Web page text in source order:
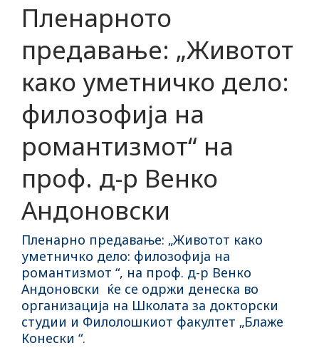
Пленарното
предавање: „Животот
како уметничко дело:
филозофија на
романтизмот“ на
проф. д-р Венко
Андоновски
Пленарно предавање: „Животот како
уметничко дело: филозофија на
романтизмот “, на проф. д-р Венко
Андоновски ќе се одржи денеска во
организација на Школата за докторски
студии и Филолошкиот факултет „Блаже
Конески “.